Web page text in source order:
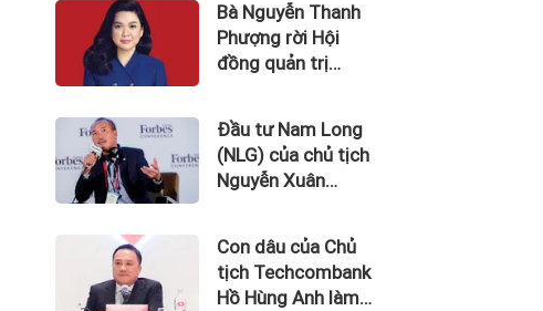
Bà Nguyễn Thanh
Phượng rời Hội
đồng quản trị
Việt (BVBank)
Đầu tư Nam Long
(NLG) của chủ tịch
Nguyễn Xuân
quỹ đất tại dự án
Waterpoint, Izumi
City
Con dâu của Chủ
tịch Techcombank
Hồ Hùng Anh làm